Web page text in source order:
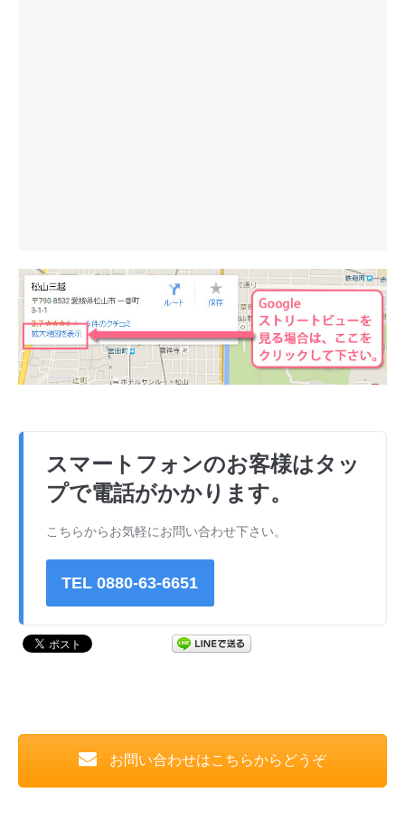
スマートフォンのお客様はタッ
プで電話がかかります。
こちらからお気軽にお問い合わせ下さい。
TEL 0880-63-6651
お問い合わせはこちらからどうぞ